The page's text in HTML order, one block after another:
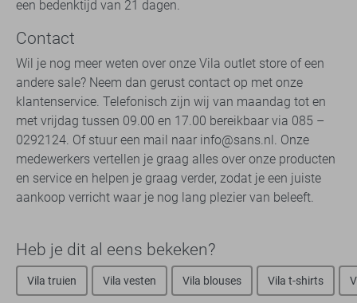
een bedenktijd van 21 dagen.
Contact
Wil je nog meer weten over onze Vila outlet store of een
andere sale? Neem dan gerust contact op met onze
klantenservice. Telefonisch zijn wij van maandag tot en
met vrijdag tussen 09.00 en 17.00 bereikbaar via 085 –
0292124. Of stuur een mail naar info@sans.nl. Onze
medewerkers vertellen je graag alles over onze producten
en service en helpen je graag verder, zodat je een juiste
aankoop verricht waar je nog lang plezier van beleeft.
Heb je dit al eens bekeken?
Vila truien Vila vesten Vila blouses Vila t-shirts